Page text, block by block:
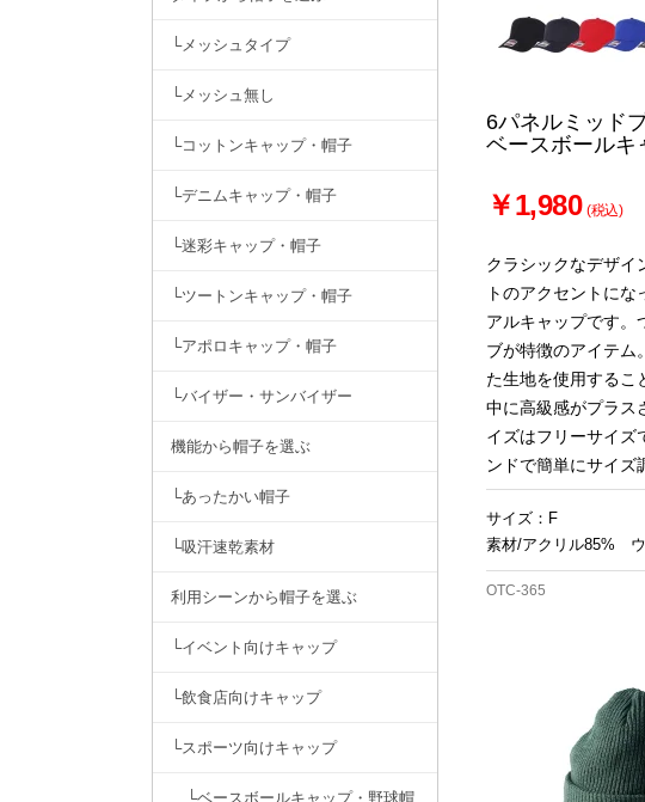
└メッシュタイプ
└メッシュ無し
└コットンキャップ・帽子
└デニムキャップ・帽子
└迷彩キャップ・帽子
└ツートンキャップ・帽子
└アポロキャップ・帽子
└バイザー・サンバイザー
機能から帽子を選ぶ
└あったかい帽子
└吸汗速乾素材
利用シーンから帽子を選ぶ
└イベント向けキャップ
└飲食店向けキャップ
└スポーツ向けキャップ
└ベースボールキャップ・野球帽
6パネルミッド
ベースボールキ
￥1,980 (税込)
クラシックなデザイ
トのアクセントにな
アルキャップです。
ブが特徴のアイテム
た生地を使用するこ
中に高級感がプラス
イズはフリーサイズ
ンドで簡単にサイズ
サイズ：F
素材/アクリル85% ウ
OTC-365